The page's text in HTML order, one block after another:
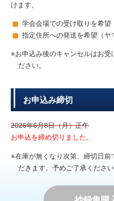
けます。
学会会場での受け取りを希望
指定住所への発送を希望（ヤ
※お申込み後のキャンセルはお受
ださい。
お申込み締切
2026年6月8日（月）正午
お申込を締め切りました。
※在庫が無くなり次第、締切日前
だきます。予めご了承ください